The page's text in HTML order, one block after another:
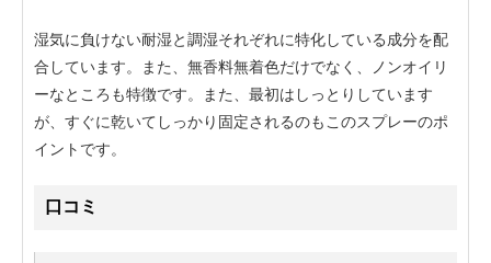
湿気に負けない耐湿と調湿それぞれに特化している成分を配
合しています。また、無香料無着色だけでなく、ノンオイリ
ーなところも特徴です。また、最初はしっとりしています
が、すぐに乾いてしっかり固定されるのもこのスプレーのポ
イントです。
口コミ